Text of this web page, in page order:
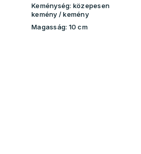
Keménység: közepesen
kemény / kemény
Magasság: 10 cm